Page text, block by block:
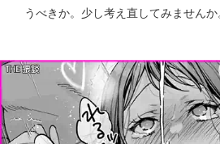
うべきか。少し考え直してみませんか